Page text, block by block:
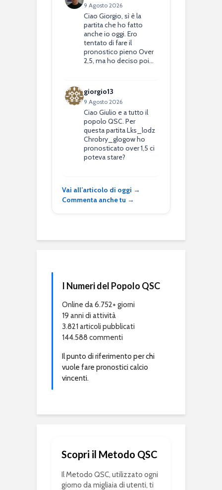
9 Agosto 2026
Ciao Giorgio, sì è la
partita che ho fatto
anche io oggi. Ero
tentato di fare il
pronostico pieno Over
2,5, ma ho deciso poi…
giorgio13
9 Agosto 2026
Ciao Giulio e a tutto il
popolo QSC. Per
questa partita Lks_lodz
Chrobry_glogow ho
pronosticato over 1,5 ci
poteva stare?
Vai all’articolo di oggi →
Commenta anche tu →
I Numeri del Popolo QSC
Online da 6.752+ giorni
19 anni di attività
3.821 articoli pubblicati
144.588 commenti
Il punto di riferimento per chi
vuole fare pronostici calcio
vincenti.
Scopri il Metodo QSC
Il Metodo QSC, utilizzato ogni
giorno da migliaia di utenti, ti